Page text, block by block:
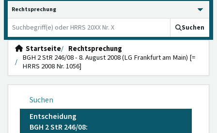
HRRS durchsuchen
Suchen
Startseite
Rechtsprechung
BGH 2 StR 246/08 - 8. August 2008 (LG Frankfurt am Main) [=
HRRS 2008 Nr. 1056]
Suchen
Entscheidung
BGH 2 StR 246/08: